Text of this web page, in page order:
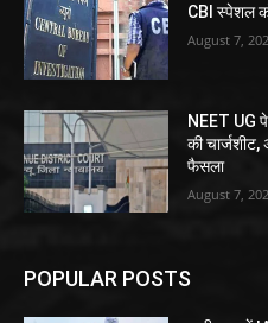
CBI स्पेशल
August 7,
NEET UG
की
फैसला
August 7,
POPULAR POSTS